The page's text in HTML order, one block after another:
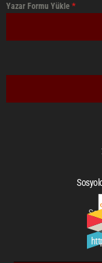
Yazar Formu Yükle *